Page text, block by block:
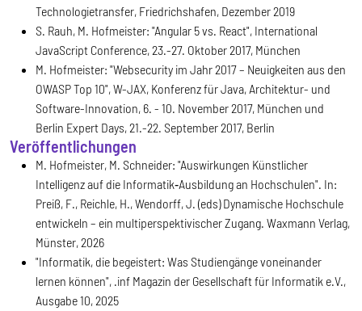
Technologietransfer, Friedrichshafen, Dezember 2019
S. Rauh, M. Hofmeister: "Angular 5 vs. React", International
JavaScript Conference, 23.-27. Oktober 2017, München
M. Hofmeister: "Websecurity im Jahr 2017 – Neuigkeiten aus den
OWASP Top 10", W-JAX, Konferenz für Java, Architektur- und
Software-Innovation, 6. - 10. November 2017, München und
Berlin Expert Days, 21.-22. September 2017, Berlin
Veröffentlichungen
M. Hofmeister, M. Schneider: "Auswirkungen Künstlicher
Intelligenz auf die Informatik‐Ausbildung an Hochschulen". In:
Preiß, F., Reichle, H., Wendorff, J. (eds) Dynamische Hochschule
entwickeln – ein multiperspektivischer Zugang. Waxmann Verlag,
Münster, 2026
"Informatik, die begeistert: Was Studiengänge voneinander
lernen können", .inf Magazin der Gesellschaft für Informatik e.V.,
Ausgabe 10, 2025